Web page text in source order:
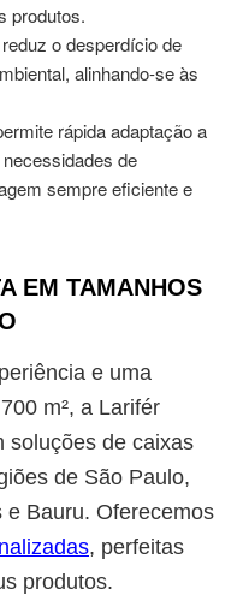
produtos.
reduz o desperdício de
alinhando-se às
rápida adaptação a
de
sempre eficiente e
EM TAMANHOS
e uma
m², a Larifér
soluções de caixas
de São Paulo,
e Bauru. Oferecemos
, perfeitas
produtos.